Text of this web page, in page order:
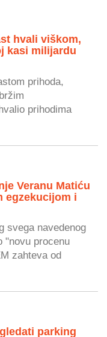
hvali viškom,
kasi milijardu
prihoda,
prihodima
Veranu Matiću
egzekucijom i
svega navedenog
"novu procenu
zahteva od
parking